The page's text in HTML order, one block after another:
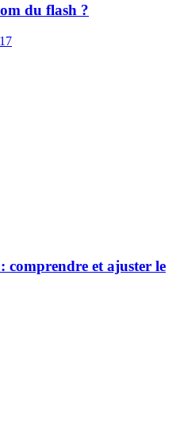
du flash ?
comprendre et ajuster le